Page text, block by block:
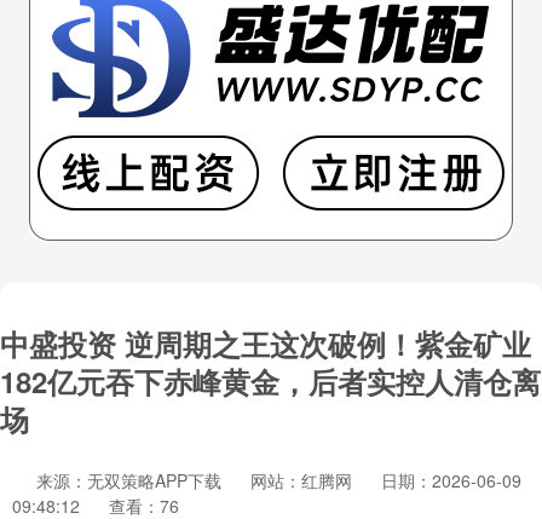
中盛投资 逆周期之王这次破例！紫金矿业
182亿元吞下赤峰黄金，后者实控人清仓离
场
来源：无双策略APP下载 网站：红腾网
日期：2026-06-09
09:48:12
查看：76